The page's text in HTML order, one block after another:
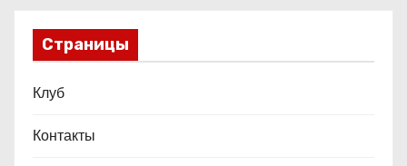
Страницы
Клуб
Контакты